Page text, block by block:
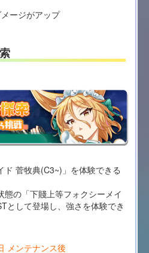
ージがアップ
ド 菅牧典(C3~)」を体験できる
の「下賤上等フォクシーメイ
として登場し、強さを体験でき
メンテナンス後